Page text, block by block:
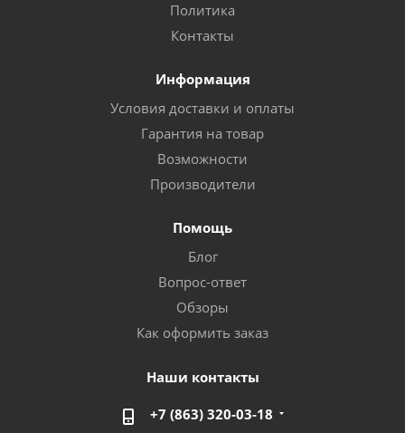
Политика
Контакты
Информация
Условия доставки и оплаты
Гарантия на товар
Возможности
Производители
Помощь
Блог
Вопрос-ответ
Обзоры
Как оформить заказ
Наши контакты
+7 (863) 320-03-18